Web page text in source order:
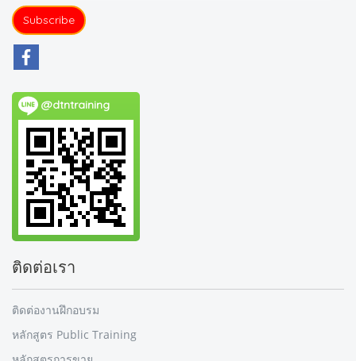
Subscribe
@dtntraining
ติดต่อเรา
ติดต่องานฝึกอบรม
หลักสูตร Public Training